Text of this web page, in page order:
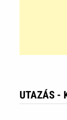
UTAZÁS -